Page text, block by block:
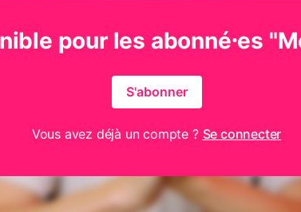
pour les abonné⸱es
S'abonner
Vous avez déjà un compte ? Se connecter